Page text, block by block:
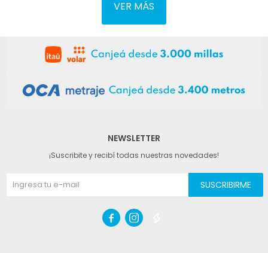
VER MÁS
NEWSLETTER
¡Suscribite y recibí todas nuestras novedades!
SUSCRIBIRME
 